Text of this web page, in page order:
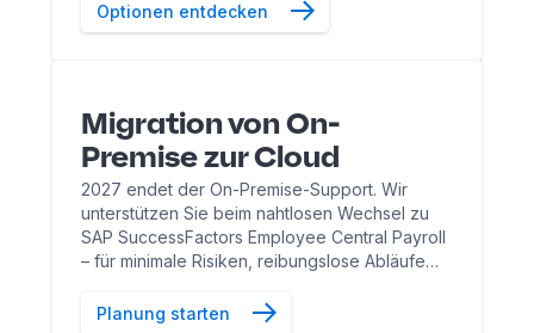
Optionen entdecken
Migration von On-
Premise zur Cloud
2027 endet der On-Premise-Support. Wir
unterstützen Sie beim nahtlosen Wechsel zu
SAP SuccessFactors Employee Central Payroll
– für minimale Risiken, reibungslose Abläufe
Planung starten